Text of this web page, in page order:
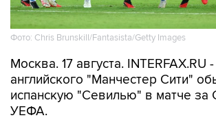
Фото: Chris Brunskill/Fantasista/Getty Images
Москва. 17 августа. INTERFAX.RU
английского "Манчестер Сити"
испанскую "Севилью" в матче за
УЕФА.